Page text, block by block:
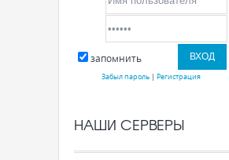
запомнить
Забыл пароль| Регистрация
НАШИ СЕРВЕРЫ